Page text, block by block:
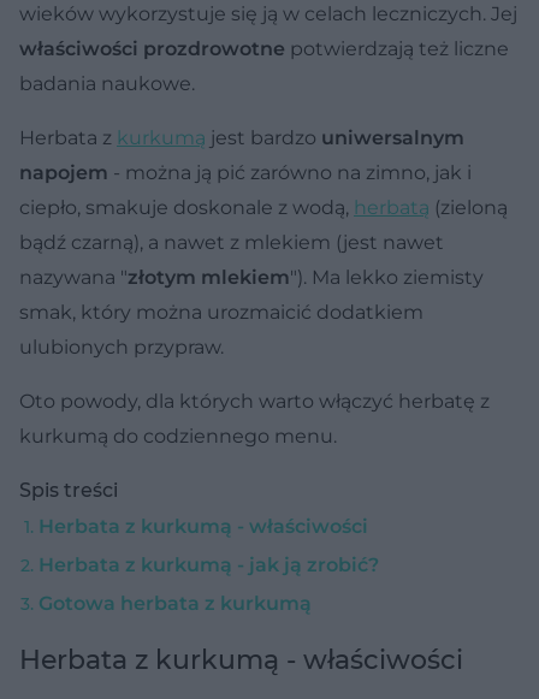
wieków wykorzystuje się ją w celach leczniczych. Jej
właściwości prozdrowotne potwierdzają też liczne
badania naukowe.
Herbata z kurkumą jest bardzo uniwersalnym
napojem - można ją pić zarówno na zimno, jak i
ciepło, smakuje doskonale z wodą, herbatą (zieloną
bądź czarną), a nawet z mlekiem (jest nawet
nazywana "złotym mlekiem"). Ma lekko ziemisty
smak, który można urozmaicić dodatkiem
ulubionych przypraw.
Oto powody, dla których warto włączyć herbatę z
kurkumą do codziennego menu.
Spis treści
Herbata z kurkumą - właściwości
Herbata z kurkumą - jak ją zrobić?
Gotowa herbata z kurkumą
Herbata z kurkumą - właściwości